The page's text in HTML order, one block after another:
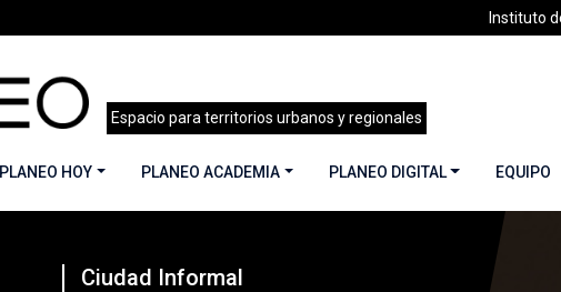
Instituto
Espacio para territorios urbanos y regionales
PLANEO HOY PLANEO ACADEMIA PLANEO DIGITAL EQUIPO
Planeo Digital»PLANEO 40 | Ciudad Informal | Junio 2019 »
Ciudad Informal